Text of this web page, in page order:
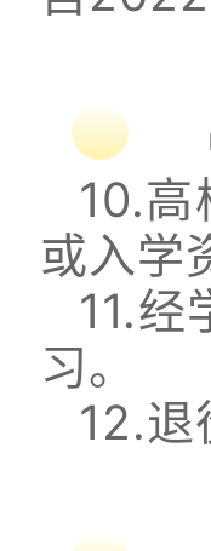
10.高
或入学
11.经
习。
12.退